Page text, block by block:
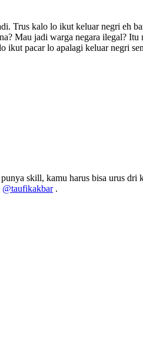
Trus kalo lo ikut keluar negri eh
Mau jadi warga negara ilegal?
pacar lo apalagi keluar negri
skill, kamu harus bisa urus
@taufikakbar.